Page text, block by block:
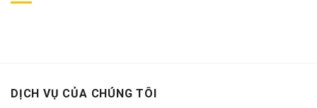
DỊCH VỤ CỦA CHÚNG TÔI